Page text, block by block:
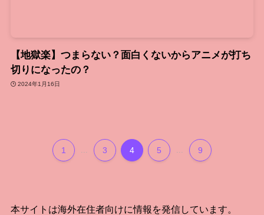
【地獄楽】つまらない？面白くないからアニメが打ち
切りになったの？
2024年1月16日
1 ... 3 4 5 ... 9
本サイトは海外在住者向けに情報を発信しています。